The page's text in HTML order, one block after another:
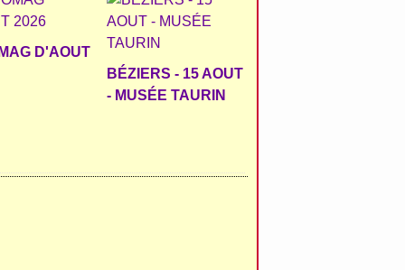
D'AOUT
BÉZIERS - 15 AOUT
- MUSÉE TAURIN